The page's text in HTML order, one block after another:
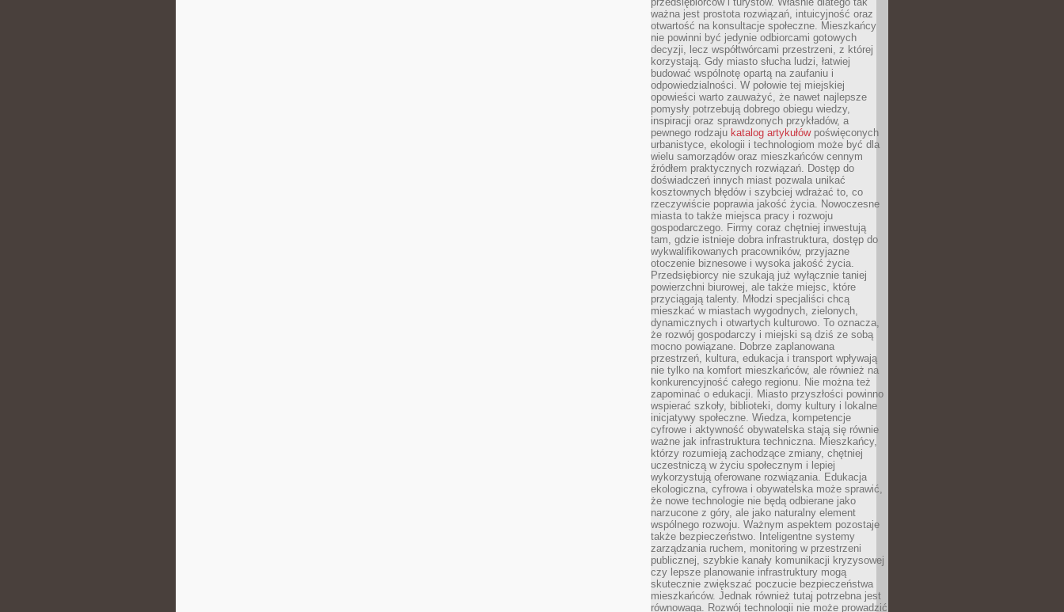
ważna jest prostota rozwiązań, intuicyjność oraz
otwartość na konsultacje społeczne. Mieszkańcy
nie powinni być jedynie odbiorcami gotowych
decyzji, lecz współtwórcami przestrzeni, z której
korzystają. Gdy miasto słucha ludzi, łatwiej
budować wspólnotę opartą na zaufaniu i
odpowiedzialności. W połowie tej miejskiej
opowieści warto zauważyć, że nawet najlepsze
pomysły potrzebują dobrego obiegu wiedzy,
inspiracji oraz sprawdzonych przykładów, a
pewnego rodzaju katalog artykułówpoświęconych
urbanistyce, ekologii i technologiom może być dla
wielu samorządów oraz mieszkańców cennym
źródłem praktycznych rozwiązań. Dostęp do
doświadczeń innych miast pozwala unikać
kosztownych błędów i szybciej wdrażać to, co
rzeczywiście poprawia jakość życia. Nowoczesne
miasta to także miejsca pracy i rozwoju
gospodarczego. Firmy coraz chętniej inwestują
tam, gdzie istnieje dobra infrastruktura, dostęp do
wykwalifikowanych pracowników, przyjazne
otoczenie biznesowe i wysoka jakość życia.
Przedsiębiorcy nie szukają już wyłącznie taniej
powierzchni biurowej, ale także miejsc, które
przyciągają talenty. Młodzi specjaliści chcą
mieszkać w miastach wygodnych, zielonych,
dynamicznych i otwartych kulturowo. To oznacza,
że rozwój gospodarczy i miejski są dziś ze sobą
mocno powiązane. Dobrze zaplanowana
przestrzeń, kultura, edukacja i transport wpływają
nie tylko na komfort mieszkańców, ale również na
konkurencyjność całego regionu. Nie można też
zapominać o edukacji. Miasto przyszłości powinno
wspierać szkoły, biblioteki, domy kultury i lokalne
inicjatywy społeczne. Wiedza, kompetencje
cyfrowe i aktywność obywatelska stają się równie
ważne jak infrastruktura techniczna. Mieszkańcy,
którzy rozumieją zachodzące zmiany, chętniej
uczestniczą w życiu społecznym i lepiej
wykorzystują oferowane rozwiązania. Edukacja
ekologiczna, cyfrowa i obywatelska może sprawić,
że nowe technologie nie będą odbierane jako
narzucone z góry, ale jako naturalny element
wspólnego rozwoju. Ważnym aspektem pozostaje
także bezpieczeństwo. Inteligentne systemy
zarządzania ruchem, monitoring w przestrzeni
publicznej, szybkie kanały komunikacji kryzysowej
czy lepsze planowanie infrastruktury mogą
skutecznie zwiększać poczucie bezpieczeństwa
mieszkańców. Jednak również tutaj potrzebna jest
równowaga. Rozwój technologii nie może prowadzić